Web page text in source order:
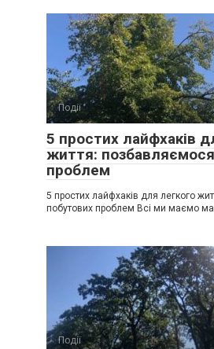
Події
5 простих лайфхаків
життя:
проблем
5 простих лайфхаків для легкого
побутових проблем Всі ми маємо
Події